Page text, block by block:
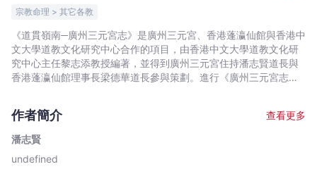
-
志
賢
-
宇
｜
Bookniverse
宗教命理 > 其它各教
《道貫嶺南─廣州三元宮志》是廣州三元宮、香港蓬瀛仙館與香港中
文大學道教文化研究中心合作的項目，由香港中文大學道教文化研
究中心主任黎志添教授編著，並得到廣州三元宮住持潘志賢道長與
香港蓬瀛仙館理事長梁德華道長參與策劃。進行《廣州三元宮志》
自己的獨特性─秉承清代全真教龍門派的傳統，堅持為一座清淨修行
的道觀。即使面對政治變遷中的諸多困境和波折，三元宮仍然得以
保存，並發展成為現今廣州市最重要的宗教聖地之一。本志共分為
14 章，包括廣州歷史地理概況、歷史沿革、宮觀建築、神祇供奉、
作者簡介
查看更多
潘志賢
undefined